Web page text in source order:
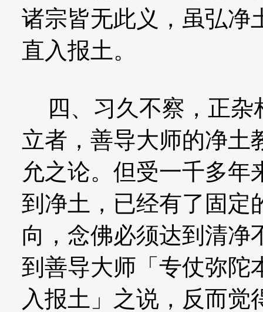
诸宗皆无此义，虽弘净
直入报土。
四、习久不察，正杂
立者，善导大师的净土
允之论。但受一千多年
到净土，已经有了固定
向，念佛必须达到清净
到善导大师「专仗弥陀
入报土」之说，反而觉